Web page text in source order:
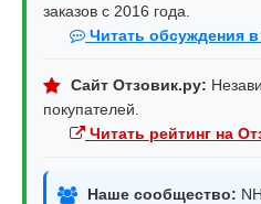
заказов с 2016 года.
Читать обсуждения в
Сайт Отзовик.ру:
покупателей.
Читать рейтинг на
Наше сообщество: